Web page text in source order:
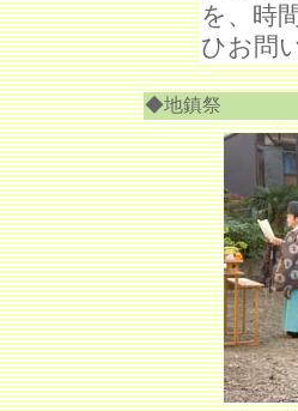
を、時
ひお問
◆地鎮祭